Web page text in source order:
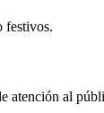
festivos.
atención al